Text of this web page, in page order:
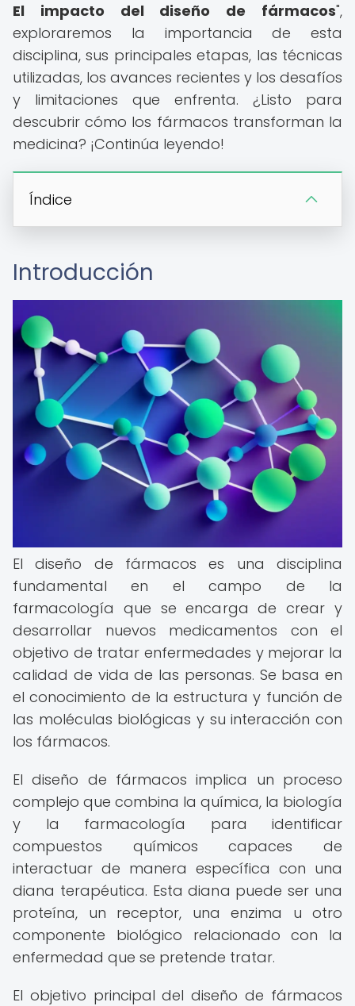
El impacto del diseño de fármacos",
exploraremos la importancia de esta
disciplina, sus principales etapas, las técnicas
utilizadas, los avances recientes y los desafíos
y limitaciones que enfrenta. ¿Listo para
descubrir cómo los fármacos transforman la
medicina? ¡Continúa leyendo!
Índice
Introducción
El diseño de fármacos es una disciplina
fundamental en el campo de la
farmacología que se encarga de crear y
desarrollar nuevos medicamentos con el
objetivo de tratar enfermedades y mejorar la
calidad de vida de las personas. Se basa en
el conocimiento de la estructura y función de
las moléculas biológicas y su interacción con
los fármacos.
El diseño de fármacos implica un proceso
complejo que combina la química, la biología
y la farmacología para identificar
compuestos químicos capaces de
interactuar de manera específica con una
diana terapéutica. Esta diana puede ser una
proteína, un receptor, una enzima u otro
componente biológico relacionado con la
enfermedad que se pretende tratar.
El objetivo principal del diseño de fármacos